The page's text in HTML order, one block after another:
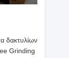
δακτυλίων
Grinding